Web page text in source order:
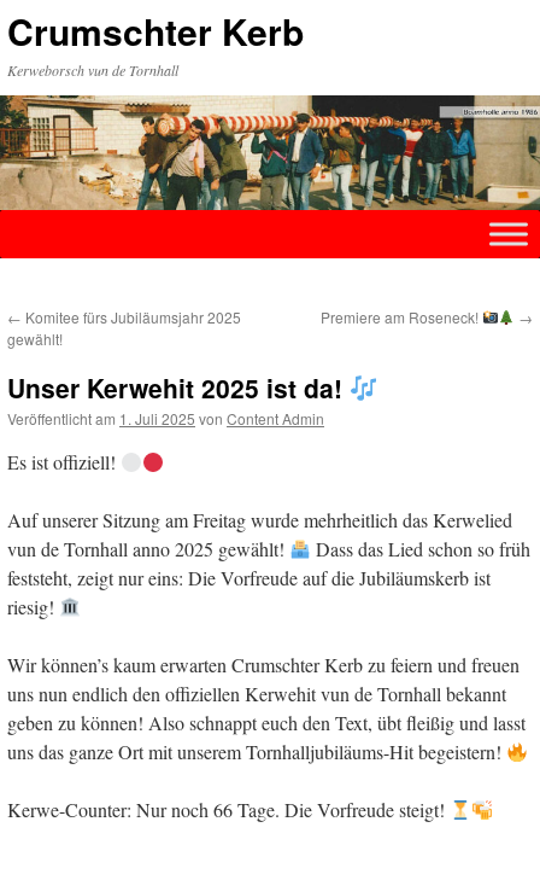
Inhalt
Crumschter Kerb
Kerweborsch vun de Tornhall
← Komitee fürs Jubiläumsjahr 2025
gewählt!
Premiere am Roseneck! →
Unser Kerwehit 2025 ist da!
Veröffentlicht am 1. Juli 2025 von Content Admin
Es ist offiziell!
Auf unserer Sitzung am Freitag wurde mehrheitlich das Kerwelied
vun de Tornhall anno 2025 gewählt!
Dass das Lied schon so früh
feststeht, zeigt nur eins: Die Vorfreude auf die Jubiläumskerb ist
riesig!
Wir können’s kaum erwarten Crumschter Kerb zu feiern und freuen
uns nun endlich den offiziellen Kerwehit vun de Tornhall bekannt
geben zu können! Also schnappt euch den Text, übt fleißig und lasst
uns das ganze Ort mit unserem Tornhalljubiläums-Hit begeistern!
Kerwe-Counter: Nur noch 66 Tage. Die Vorfreude steigt!